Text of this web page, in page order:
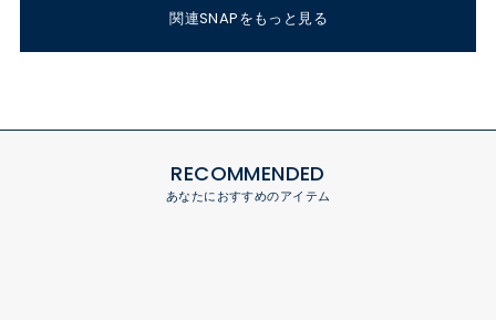
関連SNAPをもっと見る
RECOMMENDED
あなたにおすすめのアイテム